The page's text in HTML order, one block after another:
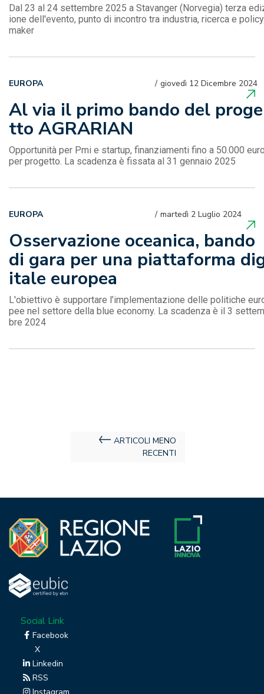
Dal 23 al 24 settembre 2025 a Stavanger (Norvegia) terza
ione dell'evento, punto di incontro tra industria, ricerca e policy
maker
Al via il primo bando del proge
tto AGRARIAN
giovedì 12 Dicembre 2024
EUROPA
Opportunità per Pmi e startup, finanziamenti fino a 50.000
per progetto. La scadenza è fissata al 31 gennaio 2025
Osservazione oceanica, bando
di gara per una piattaforma
itale europea
martedì 2 Luglio 2024
EUROPA
L'obiettivo è supportare l’implementazione delle politiche
pee nel settore della blue economy. La scadenza è il 3 settem
bre 2024
ARTICOLI MENO
RECENTI
Social Link
Facebook
X
Linkedin
RSS